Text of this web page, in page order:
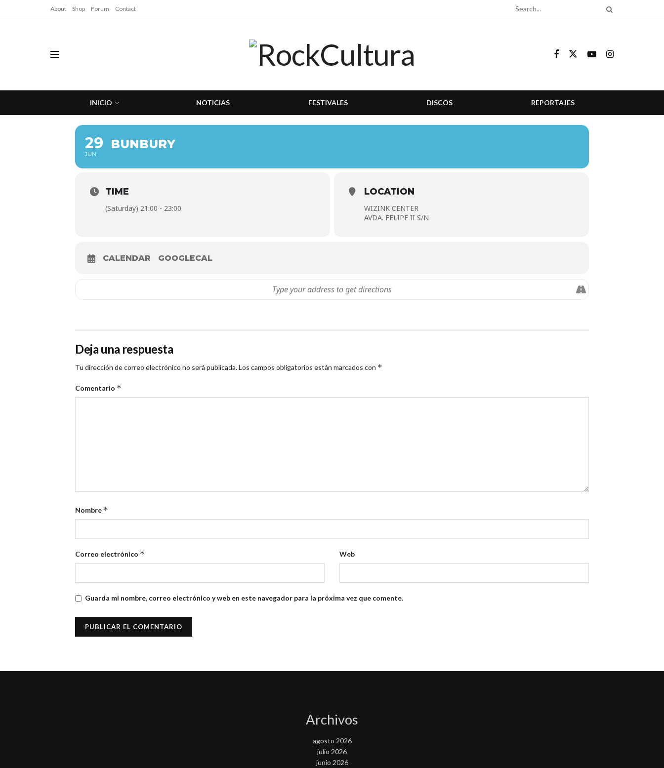
About Shop Forum Contact
INICIO NOTICIAS FESTIVALES DISCOS REPORTAJES
29
JUN
BUNBURY
TIME
(Saturday) 21:00 - 23:00
LOCATION
WIZINK CENTER
AVDA. FELIPE II S/N
CALENDAR GOOGLECAL
Deja una respuesta
Tu dirección de correo electrónico no será publicada.Los campos obligatorios están marcados con *
Comentario *
Nombre *
Correo electrónico * Web
Guarda mi nombre, correo electrónico y web en este navegador para la próxima vez que comente.
Archivos
agosto 2026
julio 2026
junio 2026